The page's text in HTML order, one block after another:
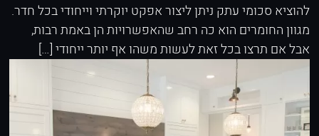
להוציא סכומי עתק ניתן ליצור אפקט יוקרתי וייחודי בכל חדר.
מגוון החומרים הוא כה רחב שהאפשרויות הן באמת רבות,
אבל אם תרצו בכל זאת לעשות משהו אף יותר ייחודי […]